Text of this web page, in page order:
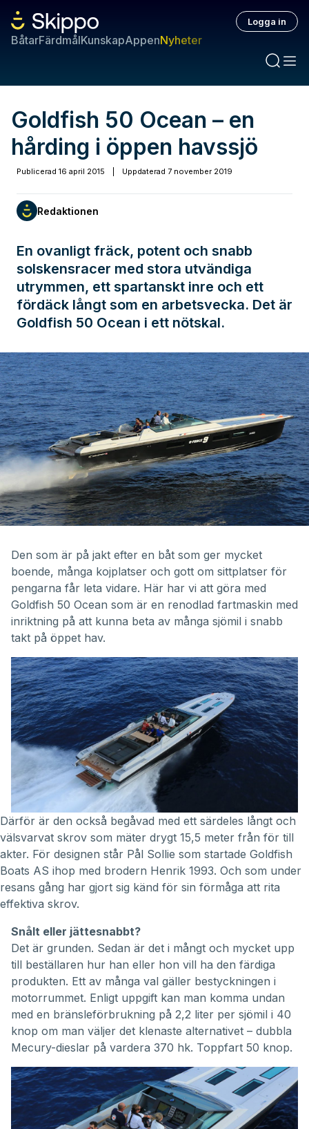
BåtarFärdmålKunskapAppenNyheter
Logga in
Goldfish 50 Ocean – en
hårding i öppen havssjö
Publicerad 16 april 2015 Uppdaterad 7 november 2019
Redaktionen
En ovanligt fräck, potent och snabb
solskensracer med stora utvändiga
utrymmen, ett spartanskt inre och ett
fördäck långt som en arbetsvecka. Det är
Goldfish 50 Ocean i ett nötskal.
Den som är på jakt efter en båt som ger mycket
boende, många kojplatser och gott om sittplatser för
pengarna får leta vidare. Här har vi att göra med
Goldfish 50 Ocean som är en renodlad fartmaskin med
inriktning på att kunna beta av många sjömil i snabb
takt på öppet hav.
Därför är den också begåvad med ett särdeles långt och
välsvarvat skrov som mäter drygt 15,5 meter från för till
akter. För designen står Pål Sollie som startade Goldfish
Boats AS ihop med brodern Henrik 1993. Och som under
resans gång har gjort sig känd för sin förmåga att rita
effektiva skrov.
Snålt eller jättesnabbt?
Det är grunden. Sedan är det i mångt och mycket upp
till beställaren hur han eller hon vill ha den färdiga
produkten. Ett av många val gäller bestyckningen i
motorrummet. Enligt uppgift kan man komma undan
med en bränsleförbrukning på 2,2 liter per sjömil i 40
knop om man väljer det klenaste alternativet – dubbla
Mecury-dieslar på vardera 370 hk. Toppfart 50 knop.